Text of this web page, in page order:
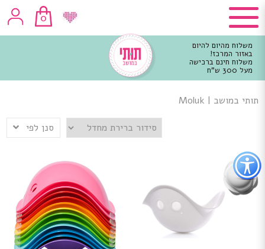
כפתור
לפתיחת
תפריט
נגישות
0
משלוח מהיום להיום
באזור המרכז!
משלוח חינם ברכישה
מעל 300 ש"ח
מרכזי
תותי במושב |
Moluk
סנן לפי